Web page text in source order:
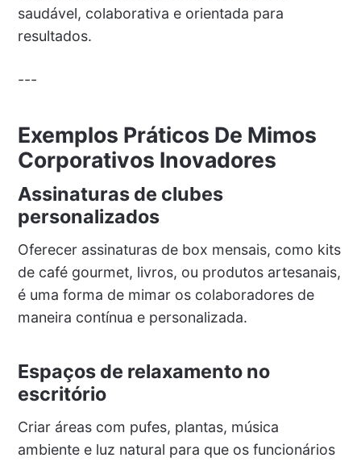
saudável, colaborativa e orientada para
resultados.
---
Exemplos Práticos De Mimos
Corporativos Inovadores
Assinaturas de clubes
personalizados
Oferecer assinaturas de box mensais, como kits
de café gourmet, livros, ou produtos artesanais,
é uma forma de mimar os colaboradores de
maneira contínua e personalizada.
Espaços de relaxamento no
escritório
Criar áreas com pufes, plantas, música
ambiente e luz natural para que os funcionários